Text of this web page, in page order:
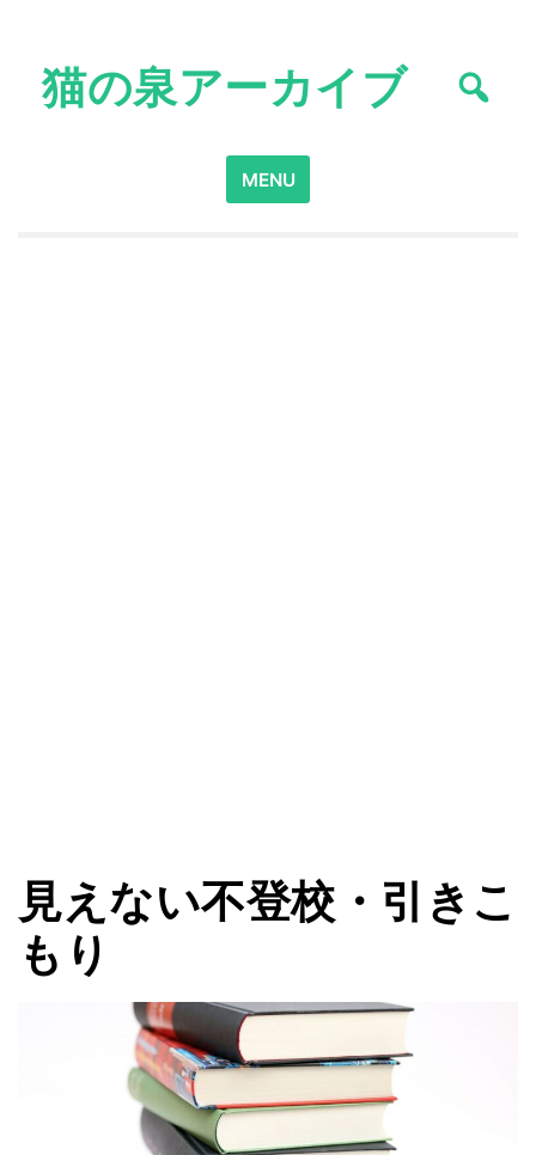
content猫の泉アーカイブ
Search
for:
MENU
見えない不登校・引きこ
もり